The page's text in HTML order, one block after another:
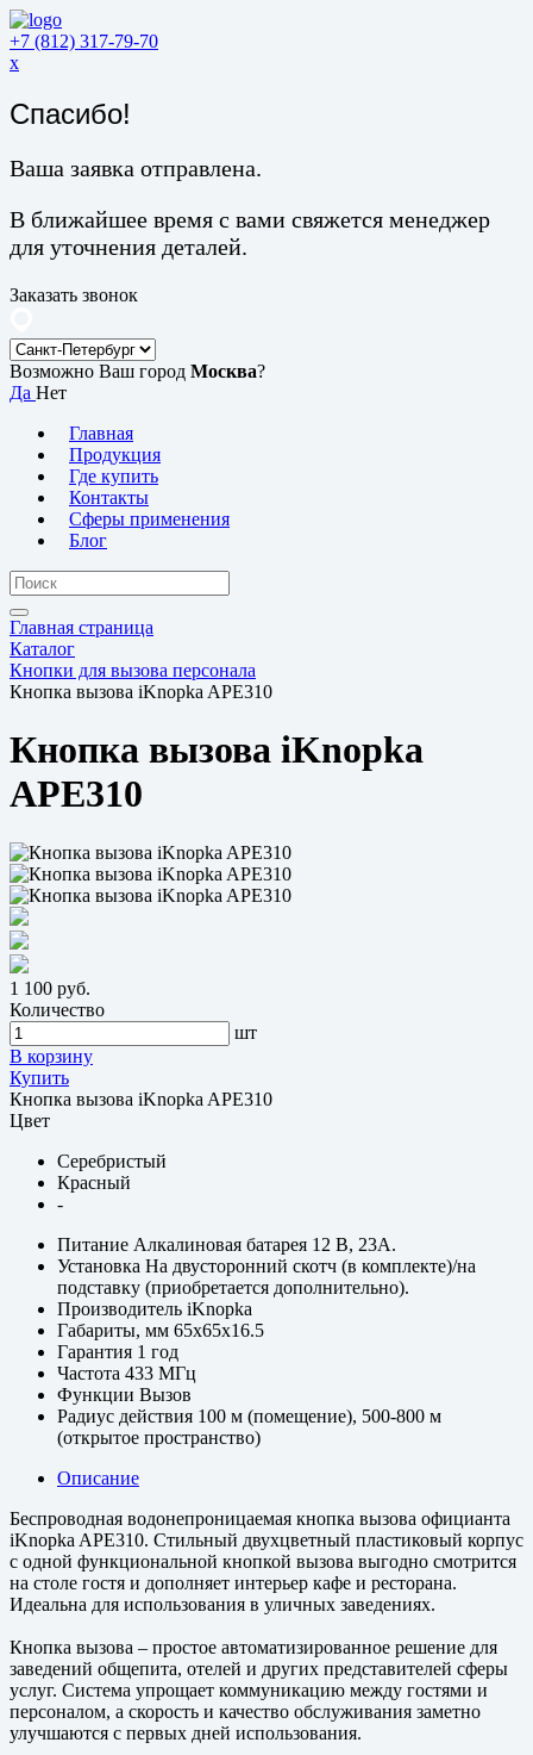
+7 (812) 317-79-70
x
Спасибо!
Ваша заявка отправлена.
В ближайшее время с вами свяжется менеджер
для уточнения деталей.
Заказать звонок
Возможно Ваш город Москва?
Да Нет
Главная
Продукция
Где купить
Контакты
Сферы применения
Блог
Главная страница
Каталог
Кнопки для вызова персонала
Кнопка вызова iKnopka APE310
Кнопка вызова iKnopka
APE310
1 100 руб.
Количество
шт
В корзину
Купить
Кнопка вызова iKnopka APE310
Цвет
Серебристый
Красный
-
Питание Алкалиновая батарея 12 В, 23A.
Установка На двусторонний скотч (в комплекте)/на
подставку (приобретается дополнительно).
Производитель iKnopka
Габариты, мм 65х65х16.5
Гарантия 1 год
Частота 433 МГц
Функции Вызов
Радиус действия 100 м (помещение), 500-800 м
(открытое пространство)
Описание
Беспроводная водонепроницаемая кнопка вызова официанта
iKnopka APE310. Стильный двухцветный пластиковый корпус
с одной функциональной кнопкой вызова выгодно смотрится
на столе гостя и дополняет интерьер кафе и ресторана.
Идеальна для использования в уличных заведениях.
Кнопка вызова – простое автоматизированное решение для
заведений общепита, отелей и других представителей сферы
услуг. Система упрощает коммуникацию между гостями и
персоналом, а скорость и качество обслуживания заметно
улучшаются с первых дней использования.